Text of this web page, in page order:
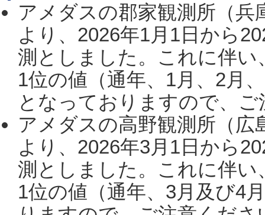
アメダスの郡家観測所（
より、2026年1月1日から
測としました。これに伴い
1位の値（通年、1月、2月
となっておりますので、
アメダスの高野観測所（
より、2026年3月1日から
測としました。これに伴い
1位の値（通年、3月及び4